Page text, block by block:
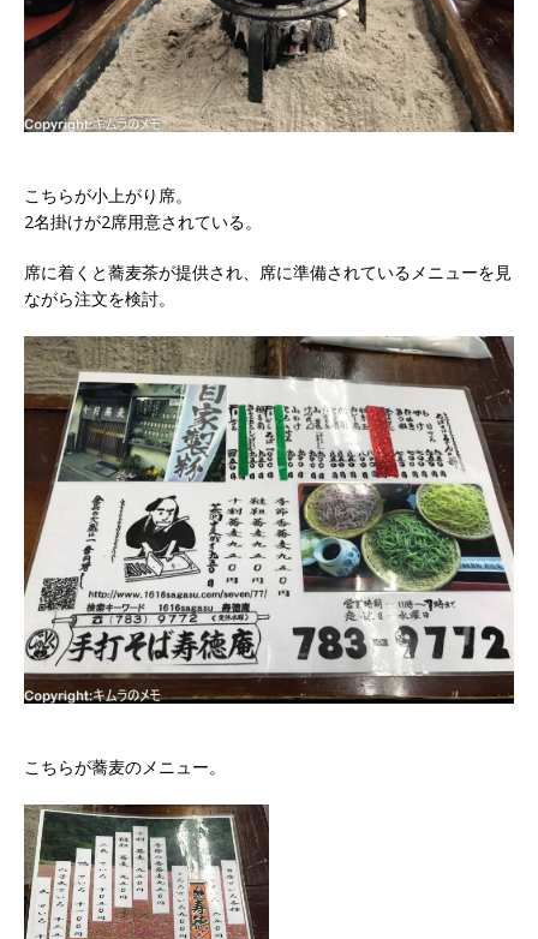
こちらが小上がり席。
2名掛けが2席用意されている。
席に着くと蕎麦茶が提供され、席に準備されているメニューを見
ながら注文を検討。
こちらが蕎麦のメニュー。